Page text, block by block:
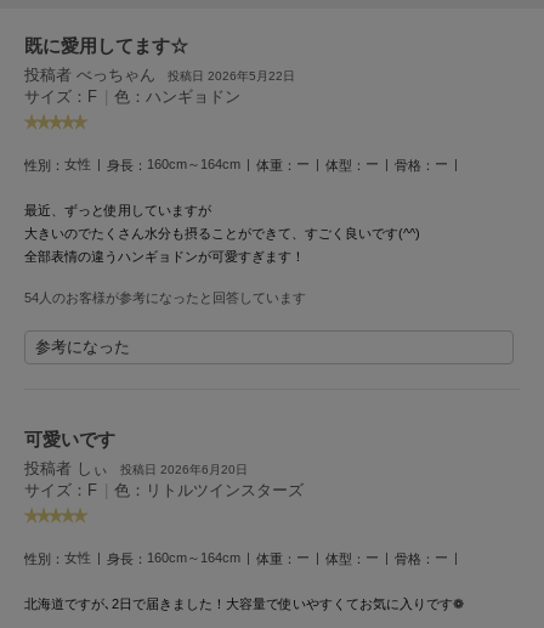
へノン
HUNTER
ハンター
HOKA ONEONE
キーン
ル
le coq sportif
レスポートサック
既に愛用してます☆
投稿者 べっちゃん 投稿日 2026年5月22日
サイズ：F | 色：ハンギョドン
性別： 女性 身長： 160cm～164cm 体重： ー 体型： ー 骨格： ー
最近、ずっと使用していますが
大きいのでたくさん水分も摂ることができて、すごく良いです(^^)
全部表情の違うハンギョドンが可愛すぎます！
54人のお客様が参考になったと回答しています
参考になった
可愛いです
投稿者 しぃ 投稿日 2026年6月20日
サイズ：F | 色：リトルツインスターズ
性別： 女性 身長： 160cm～164cm 体重： ー 体型： ー 骨格： ー
北海道ですが､2日で届きました！ 大容量で使いやすくてお気に入りです❁